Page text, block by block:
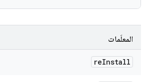
المعلَمات
reInstall